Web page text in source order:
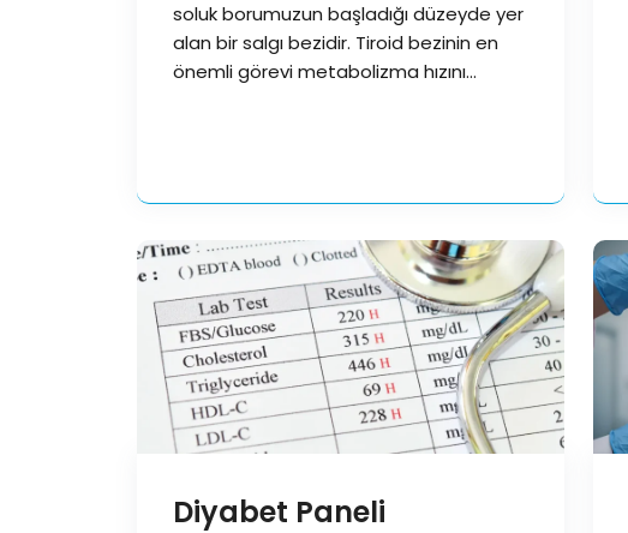
soluk borumuzun başladığı düzeyde yer
alan bir salgı bezidir. Tiroid bezinin en
önemli görevi metabolizma hızını…
Diyabet Paneli